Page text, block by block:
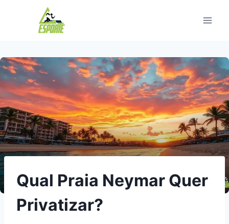
Qual Praia Neymar Quer
Privatizar?